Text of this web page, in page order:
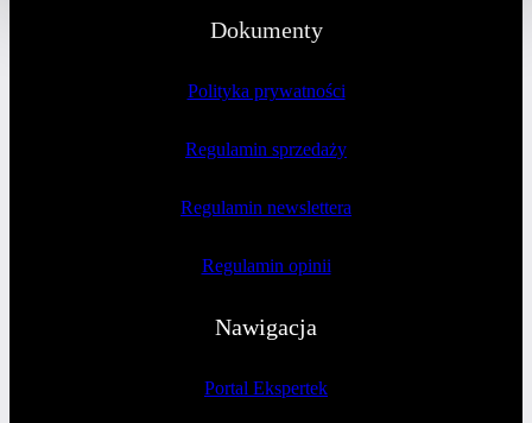
Dokumenty
Polityka prywatności
Regulamin sprzedaży
Regulamin newslettera
Regulamin opinii
Nawigacja
Portal Ekspertek